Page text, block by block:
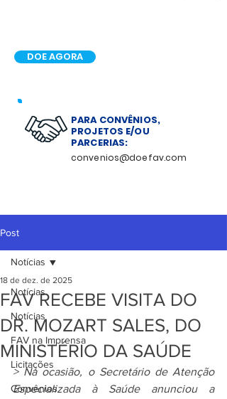
DOE AGORA
PARA CONVÊNIOS,
PROJETOS E/OU
PARCERIAS:
convenios@doefav.com
Post
Notícias
Notícias
FAV na Imprensa
Licitações
Convênios
Notícias
FAV RECEBE VISITA DO
DR. MOZART SALES, DO
MINISTÉRIO DA SAÚDE
18 de dez. de 2025
> Na ocasião, o Secretário de Atenção
Especializada à Saúde anunciou a